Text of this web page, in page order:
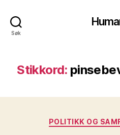
Søk
Stikkord:
POLITIKK OG